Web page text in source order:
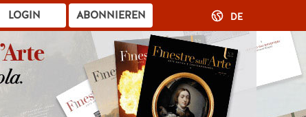
ABONNIEREN
LOGIN DE